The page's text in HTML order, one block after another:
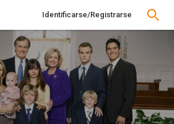
Identificarse/Registrarse